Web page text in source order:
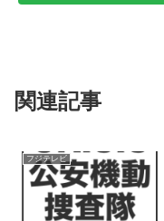
関連記事
フジテレビ